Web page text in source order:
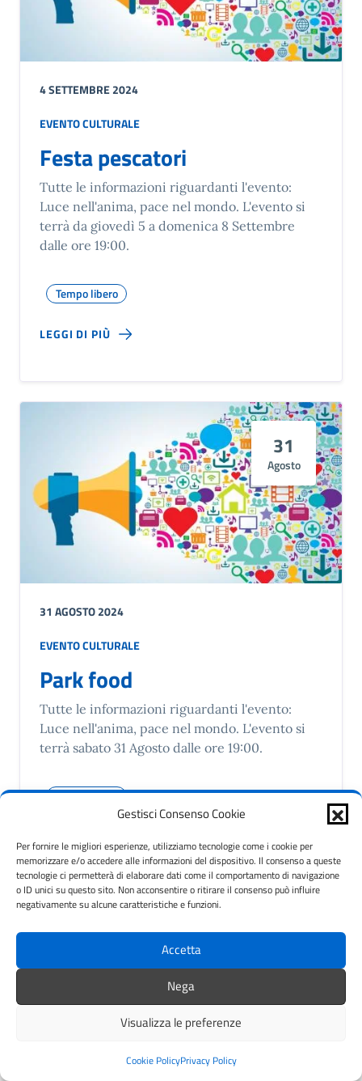
Gestisci Consenso Cookie
Per fornire le migliori esperienze, utilizziamo tecnologie come i cookie per
memorizzare e/o accedere alle informazioni del dispositivo. Il consenso a queste
tecnologie ci permetterà di elaborare dati come il comportamento di navigazione
o ID unici su questo sito. Non acconsentire o ritirare il consenso può influire
negativamente su alcune caratteristiche e funzioni.
Accetta
Nega
Visualizza le preferenze
Cookie PolicyPrivacy Policy
4 SETTEMBRE 2024
EVENTO CULTURALE
Festa pescatori
Tutte le informazioni riguardanti l'evento:
Luce nell'anima, pace nel mondo. L'evento si
terrà da giovedì 5 a domenica 8 Settembre
dalle ore 19:00.
Tempo libero
LEGGI DI PIÙ
31
Agosto
31 AGOSTO 2024
EVENTO CULTURALE
Park food
Tutte le informazioni riguardanti l'evento:
Luce nell'anima, pace nel mondo. L'evento si
terrà sabato 31 Agosto dalle ore 19:00.
Tempo libero
Agosto